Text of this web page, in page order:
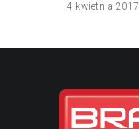
4 kwietnia 2017